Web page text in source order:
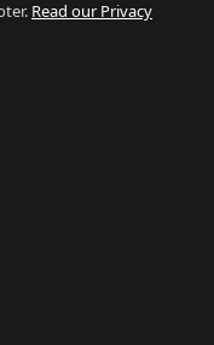
Read our Privacy